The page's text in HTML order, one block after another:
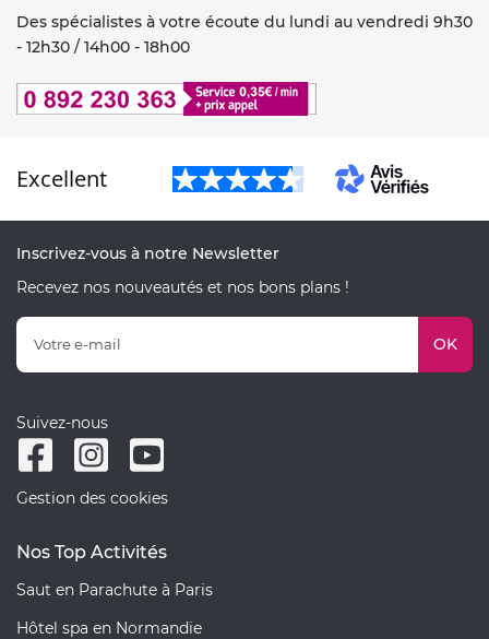
Des spécialistes à votre écoute du lundi au vendredi 9h30
- 12h30 / 14h00 - 18h00
Excellent
Inscrivez-vous à notre Newsletter
Recevez nos nouveautés et nos bons plans !
OK
Suivez-nous
Gestion des cookies
Nos Top Activités
Saut en Parachute à Paris
Hôtel spa en Normandie